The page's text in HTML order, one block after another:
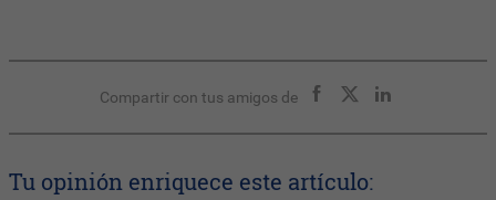
Compartir con tus amigos de
Tu opinión enriquece este artículo: